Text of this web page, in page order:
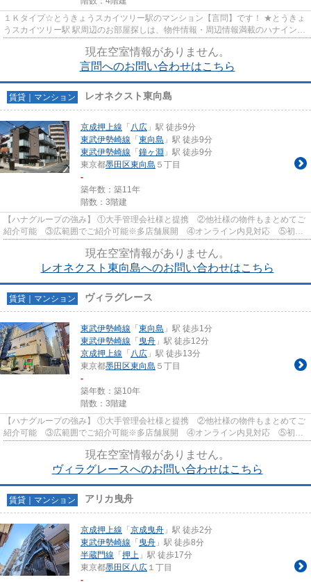
１Ｋタイプ☆とうきょうスカイツリー駅のマンション【言問】です！ ★とうきょ
うスカイツリー駅 駅周辺のお部屋探しは、物件情報・周辺情報満載のハナインタ
現在空室情報がありません。
言問へのお問い合わせはこちら
賃貸｜マンション レオネクスト東向島
京成押上線 「 八広 」駅 徒歩9分
東武伊勢崎線 「 東向島 」駅 徒歩9分
東武伊勢崎線 「 鐘ヶ淵 」駅 徒歩9分
東京都墨田区東向島 ５丁目
-
築年数：築11年
階数：3階建
【ハナグループの強み】 ①大手管理会社様と提携 ②他社様の物件もまとめてご
紹介可能 ③広範囲でご紹介可能※多店舗展開 ④オンライン内見対応 ⑤初期
現在空室情報がありません。
レオネクスト東向島へのお問い合わせはこちら
賃貸｜マンション ヴィラグレース
東武伊勢崎線 「 東向島 」駅 徒歩1分
東武伊勢崎線 「 曳舟 」駅 徒歩12分
京成押上線 「 八広 」駅 徒歩13分
東京都墨田区東向島 ５丁目
-
築年数：築10年
階数：3階建
【ハナグループの強み】 ①大手管理会社様と提携 ②他社様の物件もまとめてご
紹介可能 ③広範囲でご紹介可能※多店舗展開 ④オンライン内見対応 ⑤初期
現在空室情報がありません。
ヴィラグレースへのお問い合わせはこちら
賃貸｜マンション アリカ曳舟
京成押上線 「 京成曳舟 」駅 徒歩2分
東武伊勢崎線 「 曳舟 」駅 徒歩8分
半蔵門線 「 押上 」駅 徒歩17分
東京都墨田区八広 １丁目
-